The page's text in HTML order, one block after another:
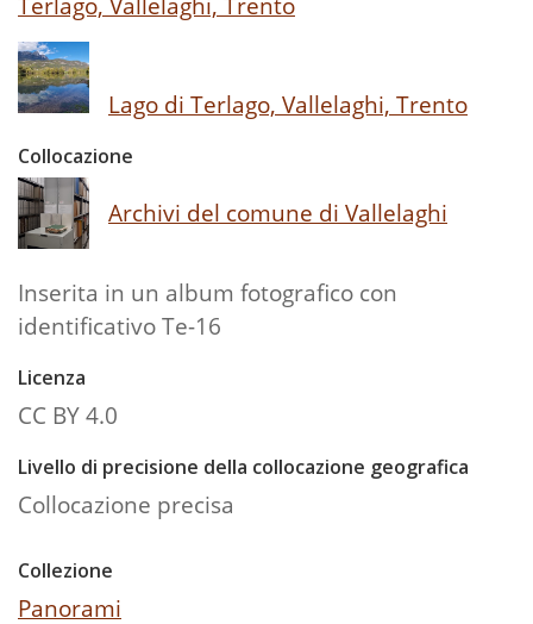
Lago di Terlago, Vallelaghi, Trento
Collocazione
Archivi del comune di Vallelaghi
Inserita in un album fotografico con
identificativo Te-16
Licenza
CC BY 4.0
Livello di precisione della collocazione geografica
Collocazione precisa
Collezione
Panorami